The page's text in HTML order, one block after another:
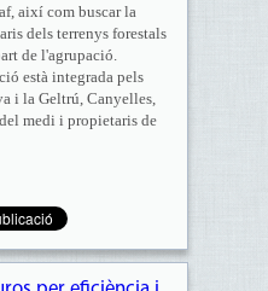
així com buscar la
dels terrenys forestals
de l'agrupació.
està integrada pels
i la Geltrú, Canyelles,
medi i propietaris de